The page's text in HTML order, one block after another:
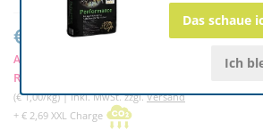
€ 24,90
Ab 2 Stück nur € 24,55
RC-Mitglieder sparen € 1,25
(€ 1,00/kg) | inkl. MwSt. zzgl.Versand
+ € 2,69 XXL Charge
Das schaue
Ich